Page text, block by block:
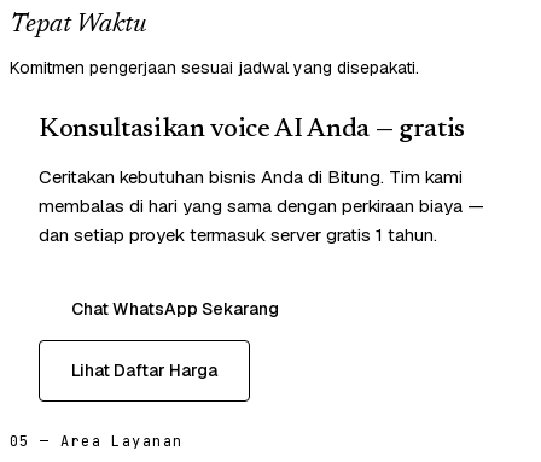
Tepat Waktu
Komitmen pengerjaan sesuai jadwal yang disepakati.
Konsultasikan voice AI Anda — gratis
Ceritakan kebutuhan bisnis Anda di Bitung. Tim kami
membalas di hari yang sama dengan perkiraan biaya —
dan setiap proyek termasuk server gratis 1 tahun.
Chat WhatsApp Sekarang
Lihat Daftar Harga
05 — Area Layanan